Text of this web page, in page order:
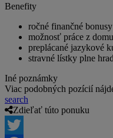
Benefity
ročné finančné
možnosť práce z domu
preplácané jazykové
stravné lístky plne
Iné poznámky
Viac podobných pozícií
search
Zdieľať túto ponuku